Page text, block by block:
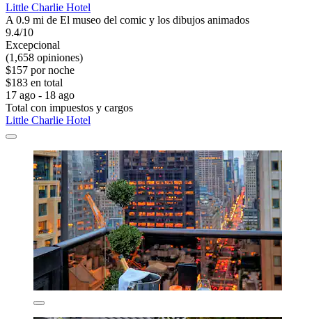
Little Charlie Hotel
A 0.9 mi de El museo del comic y los dibujos animados
9.4/10
Excepcional
(1,658 opiniones)
$157 por noche
$183 en total
17 ago - 18 ago
Total con impuestos y cargos
Little Charlie Hotel